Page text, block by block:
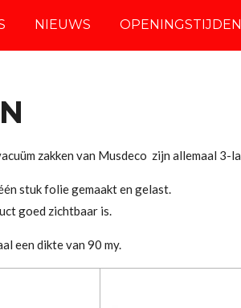
NIEUWS OPENINGSTIJDEN
zakken van Musdeco zijn allemaal 3-
stuk folie gemaakt en gelast.
goed zichtbaar is.
een dikte van 90 my.